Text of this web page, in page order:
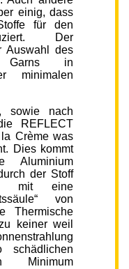
einig, dass
für den
Der
Auswahl des
Garns in
minimalen
sowie nach
REFLECT
Crème was
Dies kommt
Aluminium
der Stoff
mit eine
von
Thermische
keiner weil
Minimum